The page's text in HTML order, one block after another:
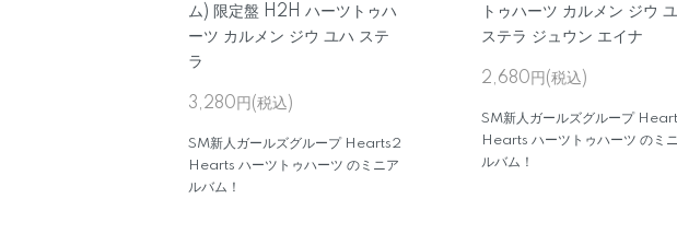
ム) 限定盤 H2H ハーツトゥハ
ーツ カルメン ジウ ユハ ステ
ラ
3,280円(税込)
SM新人ガールズグループ Hearts2
Hearts ハーツトゥハーツ のミニア
ルバム！
トゥハーツ カルメン ジウ
ステラ ジュウン エイナ
2,680円(税込)
SM新人ガールズグループ
Hearts ハーツトゥハーツ のミ
ルバム！